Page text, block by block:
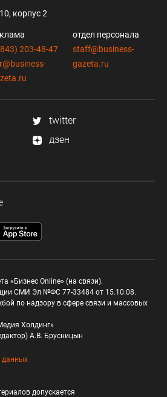
корпус 2
203-48-47
отдел персонала
staff@business-
gazeta.ru
twitter
дзен
«Бизнес Online» (на связи).
СМИ Эл №ФС 77-33484 от 15.10.08.
по надзору в сфере связи и массовых
Холдинг»
А.В. Брусницын
данных
допускается